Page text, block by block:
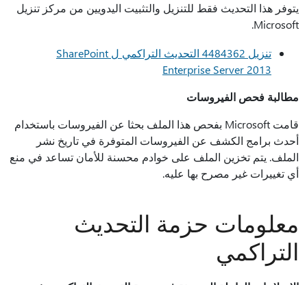
يتوفر هذا التحديث فقط للتنزيل والتثبيت اليدويين من مركز تنزيل
Microsoft.
تنزيل 4484362 التحديث التراكمي ل SharePoint
Enterprise Server 2013
مطالبة فحص الفيروسات
قامت Microsoft بفحص هذا الملف بحثا عن الفيروسات باستخدام
أحدث برامج الكشف عن الفيروسات المتوفرة في تاريخ نشر
الملف. يتم تخزين الملف على خوادم محسنة للأمان تساعد في منع
أي تغييرات غير مصرح بها عليه.
معلومات حزمة التحديث
التراكمي